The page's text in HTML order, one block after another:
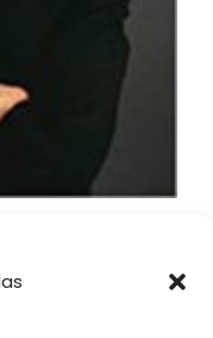
éxito mas
busca de sus
en las